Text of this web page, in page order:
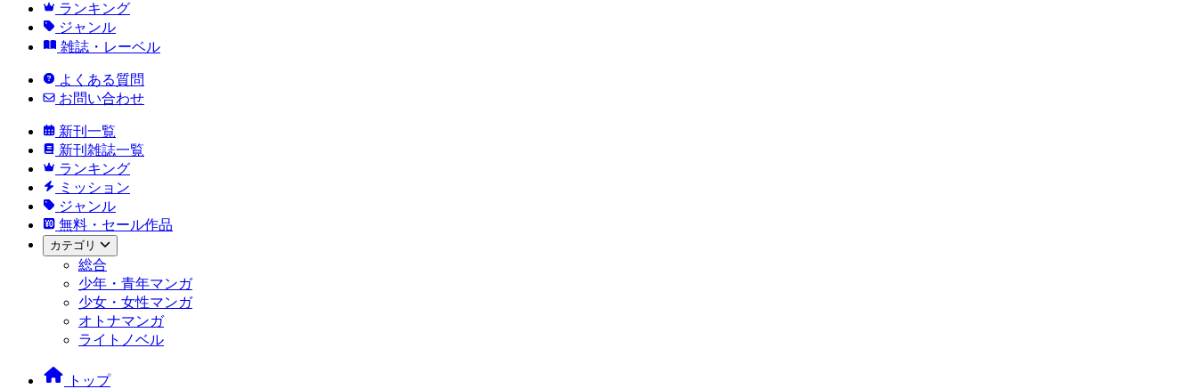
ランキング
ジャンル
雑誌・レーベル
よくある質問
お問い合わせ
新刊一覧
新刊雑誌一覧
ランキング
ミッション
ジャンル
無料・セール作品
カテゴリ
総合
少年・青年マンガ
少女・女性マンガ
オトナマンガ
ライトノベル
トップ